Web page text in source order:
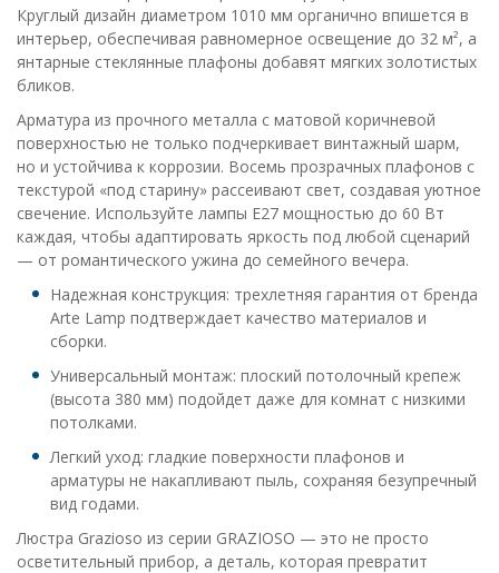
Круглый дизайн диаметром 1010 мм органично впишется в
интерьер, обеспечивая равномерное освещение до 32 м², а
янтарные стеклянные плафоны добавят мягких золотистых
бликов.
Арматура из прочного металла с матовой коричневой
поверхностью не только подчеркивает винтажный шарм,
но и устойчива к коррозии. Восемь прозрачных плафонов с
текстурой «под старину» рассеивают свет, создавая уютное
свечение. Используйте лампы E27 мощностью до 60 Вт
каждая, чтобы адаптировать яркость под любой сценарий
— от романтического ужина до семейного вечера.
Надежная конструкция: трехлетняя гарантия от бренда
Arte Lamp подтверждает качество материалов и
сборки.
Универсальный монтаж: плоский потолочный крепеж
(высота 380 мм) подойдет даже для комнат с низкими
потолками.
Легкий уход: гладкие поверхности плафонов и
арматуры не накапливают пыль, сохраняя безупречный
вид годами.
Люстра Grazioso из серии GRAZIOSO — это не просто
осветительный прибор, а деталь, которая превратит